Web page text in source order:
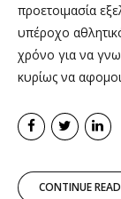
προετοιμασία
υπέροχο
χρόνο για να
κυρίως να
CONTINUE